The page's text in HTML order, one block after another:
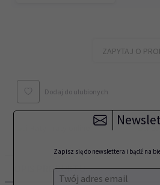
ZAPYTAJ O
Dodaj do ulubionych
OPIS PRODUKTU
Zapisz się do newslettera i bądź na
Twój adres email